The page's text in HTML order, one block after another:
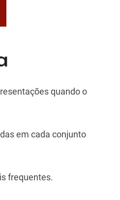
quando o
em cada conjunto
frequentes.